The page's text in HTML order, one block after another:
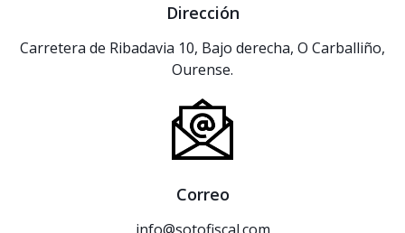
Dirección
Carretera de Ribadavia 10, Bajo derecha, O Carballiño,
Ourense.
Correo